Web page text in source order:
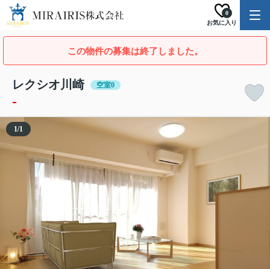
お気に入り
0
この物件の募集は終了しました。
レクシオ川崎 空室0
-
1/1